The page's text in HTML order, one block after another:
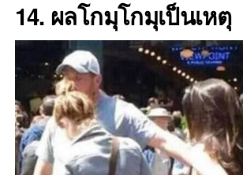
14. ผลโกมุโกมุเป็นเหตุ